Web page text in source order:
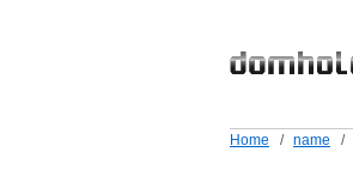
Home / name /